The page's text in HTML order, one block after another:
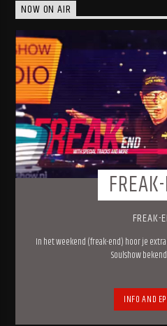
NOW ON AIR
FREAK-
In het weekend (freak-end) hoor je
Soulshow
INFO AND